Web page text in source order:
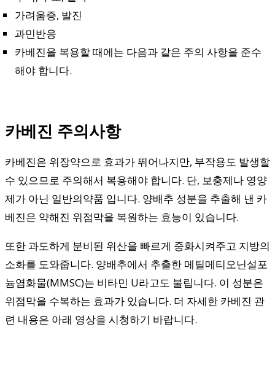
가려움증, 발진
과민반응
카베진을 복용할 때에는 다음과 같은 주의 사항을 준수
해야 합니다.
카베진 주의사항
카베진은 위장약으로 효과가 뛰어나지만, 부작용도 발생할
수 있으므로 주의해서 복용해야 합니다. 단, 보충제나 영양
제가 아닌 일반의약품 입니다. 양배추 성분을 추출해 낸 카
베진은 약해진 위점막을 복원하는 효능이 있습니다.
또한 과도하게 분비된 위산을 빠르게 중화시켜주고 지방의
소화를 도와줍니다. 양배추에서 추출한 메틸메티오닌설포
늄염화물(MMSC)는 비타민 U라고도 불립니다. 이 성분은
위점막을 수복하는 효과가 있습니다. 더 자세한 카베진 관
련 내용은 아래 영상을 시청하기 바랍니다.